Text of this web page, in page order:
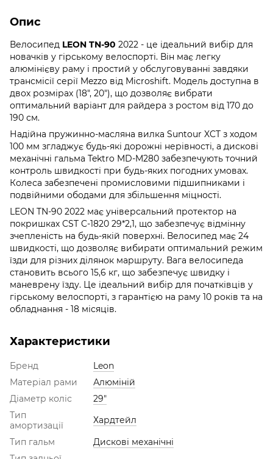
Опис
Велосипед LEON TN-90 2022 - це ідеальний вибір для
новачків у гірському велоспорті. Він має легку
алюмінієву раму і простий у обслуговуванні завдяки
трансмісії серії Mezzo від Microshift. Модель доступна в
двох розмірах (18", 20"), що дозволяє вибрати
оптимальний варіант для райдера з ростом від 170 до
190 см.
Надійна пружинно-масляна вилка Suntour XCT з ходом
100 мм згладжує будь-які дорожні нерівності, а дискові
механічні гальма Tektro MD-M280 забезпечують точний
контроль швидкості при будь-яких погодних умовах.
Колеса забезпечені промисловими підшипниками і
подвійними ободами для збільшення міцності.
LEON TN-90 2022 має універсальний протектор на
покришках CST C-1820 29*2,1, що забезпечує відмінну
зчепленість на будь-якій поверхні. Велосипед має 24
швидкості, що дозволяє вибирати оптимальний режим
їзди для різних ділянок маршруту. Вага велосипеда
становить всього 15,6 кг, що забезпечує швидку і
маневрену їзду. Це ідеальний вибір для початківців у
гірському велоспорті, з гарантією на раму 10 років та на
обладнання - 18 місяців.
Характеристики
Бренд
Leon
Матеріал рами
Алюміній
Діаметр коліс
29"
Тип
амортизації
Хардтейл
Тип гальм
Дискові механічні